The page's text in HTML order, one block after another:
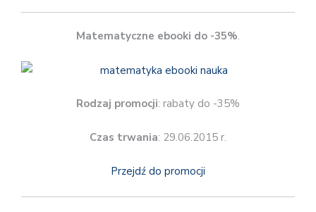
Matematyczne ebooki do -35%.
Rodzaj promocji: rabaty do -35%
Czas trwania: 29.06.2015 r.
Przejdź do promocji